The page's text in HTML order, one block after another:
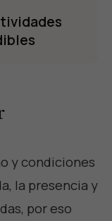
y condiciones
la presencia y
por eso